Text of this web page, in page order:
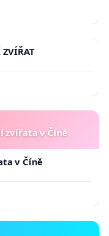
ZVÍŘAT
zvířata v Číně
v Číně